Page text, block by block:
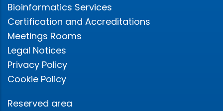
Bioinformatics Services
Certification and Accreditations
Meetings Rooms
Legal Notices
Privacy Policy
Cookie Policy
Reserved area